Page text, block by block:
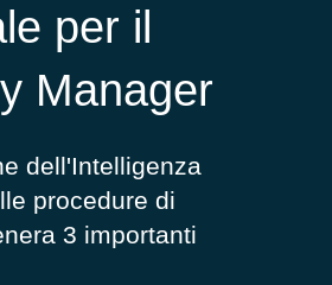
per il
Manager
dell'Intelligenza
procedure di
3 importanti